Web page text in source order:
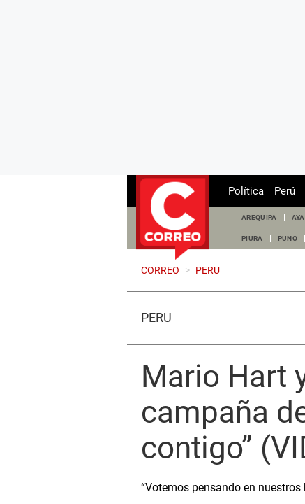
Política Perú
AREQUIPA
PIURA PUNO
CORREO > PERU
PERÚ
Mario Hart
campaña
contigo”
“Votemos pensando en